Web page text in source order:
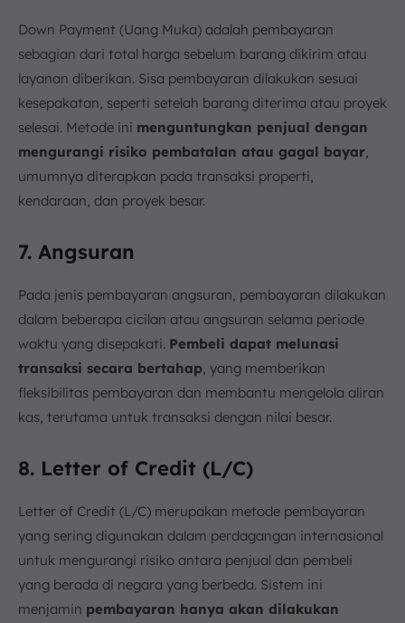
Down Payment (Uang Muka) adalah pembayaran
sebagian dari total harga sebelum barang dikirim atau
layanan diberikan. Sisa pembayaran dilakukan sesuai
kesepakatan, seperti setelah barang diterima atau proyek
selesai. Metode ini menguntungkan penjual dengan
mengurangi risiko pembatalan atau gagal bayar
umumnya diterapkan pada transaksi properti,
kendaraan, dan proyek besar.
7. Angsuran
Pada jenis pembayaran angsuran, pembayaran dilakukan
dalam beberapa cicilan atau angsuran selama periode
waktu yang disepakati. Pembeli dapat melunasi
transaksi secara bertahap , yang memberikan
fleksibilitas pembayaran dan membantu mengelola aliran
kas, terutama untuk transaksi dengan nilai besar.
8. Letter of Credit (L/C)
Letter of Credit (L/C) merupakan metode pembayaran
yang sering digunakan dalam perdagangan internasional
untuk mengurangi risiko antara penjual dan pembeli
yang berada di negara yang berbeda. Sistem ini
menjamin pembayaran hanya akan dilakukan